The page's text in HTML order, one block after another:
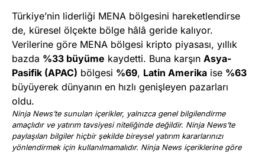
Türkiye’nin liderliği MENA bölgesini hareketlendirse
de, küresel ölçekte bölge hâlâ geride kalıyor.
Verilerine göre MENA bölgesi kripto piyasası, yıllık
bazda %33 büyüme kaydetti. Buna karşın Asya-
Pasifik (APAC) bölgesi %69, Latin Amerika ise %63
büyüyerek dünyanın en hızlı genişleyen pazarları
oldu.
Ninja News’te sunulan içerikler, yalnızca genel bilgilendirme
amaçlıdır ve yatırım tavsiyesi niteliğinde değildir. Ninja News’te
paylaşılan bilgiler hiçbir şekilde bireysel yatırım kararlarınızı
yönlendirmek için kullanılmamalıdır. Ninja News içeriklerine göre